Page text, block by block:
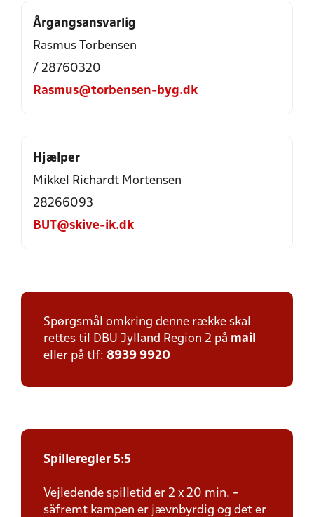
Årgangsansvarlig
Rasmus Torbensen
/ 28760320
Rasmus@torbensen-byg.dk
Hjælper
Mikkel Richardt Mortensen
28266093
BUT@skive-ik.dk
Spørgsmål omkring denne række skal
rettes til DBU Jylland Region 2 på mail
eller på tlf: 8939 9920
Spilleregler 5:5
Vejledende spilletid er 2 x 20 min. -
såfremt kampen er jævnbyrdig og det er